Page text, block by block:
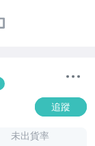
追蹤
未出貨率